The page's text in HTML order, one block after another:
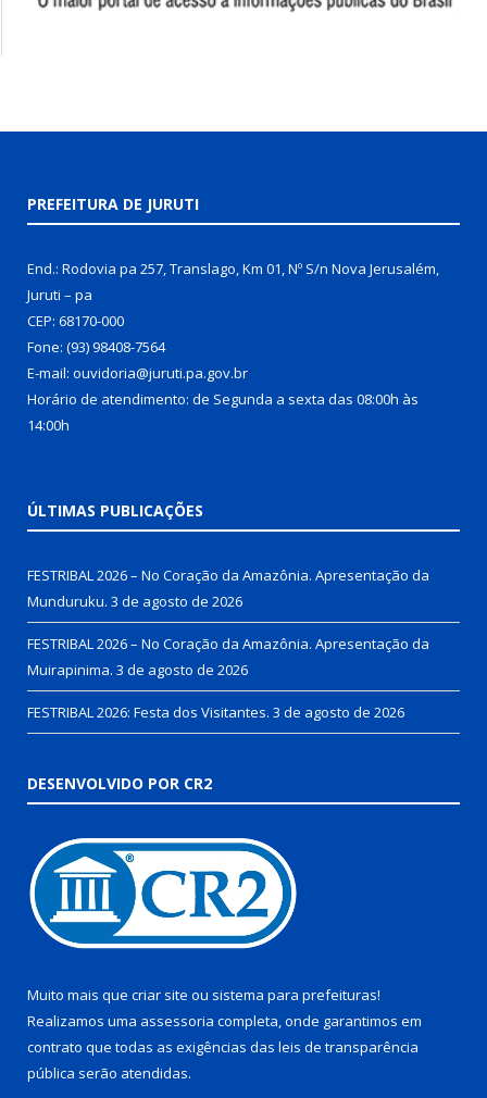
PREFEITURA DE JURUTI
End.: Rodovia pa 257, Translago, Km 01, Nº S/n Nova Jerusalém,
Juruti – pa
CEP: 68170-000
Fone: (93) 98408-7564
E-mail: ouvidoria@juruti.pa.gov.br
Horário de atendimento: de Segunda a sexta das 08:00h às
14:00h
ÚLTIMAS PUBLICAÇÕES
FESTRIBAL 2026 – No Coração da Amazônia. Apresentação da
Munduruku. 3 de agosto de 2026
FESTRIBAL 2026 – No Coração da Amazônia. Apresentação da
Muirapinima. 3 de agosto de 2026
FESTRIBAL 2026: Festa dos Visitantes. 3 de agosto de 2026
DESENVOLVIDO POR CR2
Muito mais que criar site ou sistema para prefeituras!
Realizamos uma assessoria completa, onde garantimos em
contrato que todas as exigências das leis de transparência
pública serão atendidas.